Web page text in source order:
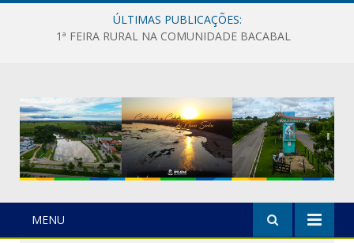
ÚLTIMAS PUBLICAÇÕES:
1ª FEIRA RURAL NA COMUNIDADE BACABAL
MENU